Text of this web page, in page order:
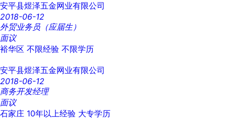
安平县煜泽五金网业有限公司
2018-06-12
外贸业务员（应届生）
面议
裕华区 不限经验 不限学历
安平县煜泽五金网业有限公司
2018-06-12
商务开发经理
面议
石家庄 10年以上经验 大专学历